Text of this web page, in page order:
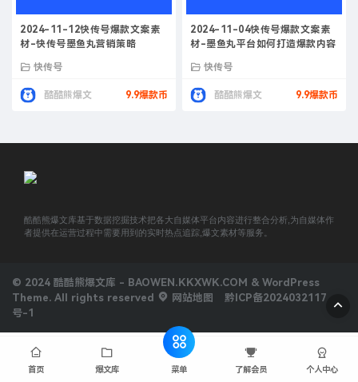
2024-11-12快传号爆款文案素
材-快传号墨鱼丸营销策略
快传号
酷酷熊爆文 9.9爆款币
2024-11-04快传号爆款文案素
材-墨鱼丸平台如何打造爆款内容
快传号
酷酷熊爆文 9.9爆款币
酷酷熊爆文库基于数据挖掘技术把各大自媒体平台内容进行整合分析,为自媒体作
者提供在运营过程中需要用到的实时热点追踪,爆文素材等服务。
© 2024 酷酷熊爆文库 - BAOWEN.KKXWK.COM & WordPress
Theme. All rights reserved
网站地图
黔ICP备2024032117
号-1
首页 爆文库 菜单 了解会员 个人中心